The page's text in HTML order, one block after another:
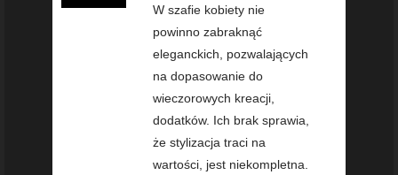
W szafie kobiety nie
powinno zabraknąć
eleganckich, pozwalających
na dopasowanie do
wieczorowych kreacji,
dodatków. Ich brak sprawia,
że stylizacja traci na
wartości, jest niekompletna.